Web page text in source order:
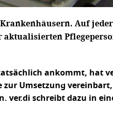
Auf
ankommt, hat
Umsetzung
ver.di schreibt dazu in